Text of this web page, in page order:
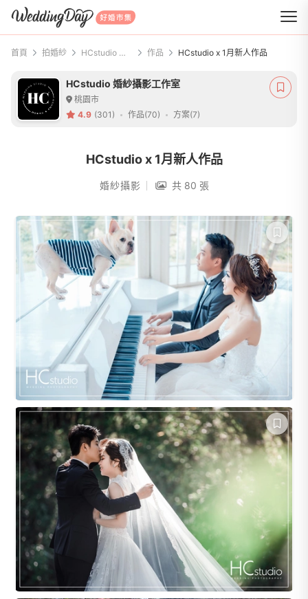
WeddingDay 好婚市集
首頁 拍婚紗 HCstudio 婚紗攝影工作室 作品 HCstudio x 1月新人作品
HCstudio 婚紗攝影工作室
桃園市
4.9 (301) 作品(70) 方案(7)
HCstudio x 1月新人作品
婚紗攝影 共 80 張